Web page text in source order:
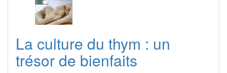
La culture du thym : un
trésor de bienfaits